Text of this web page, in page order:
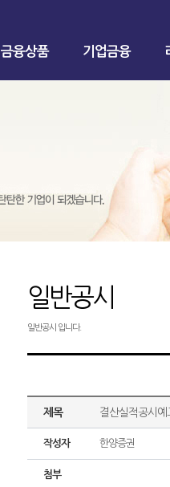
금융상품 기업금융
일반공시
일반공시 입니다.
제목 결산실적공시예
작성자 한양증권
첨부